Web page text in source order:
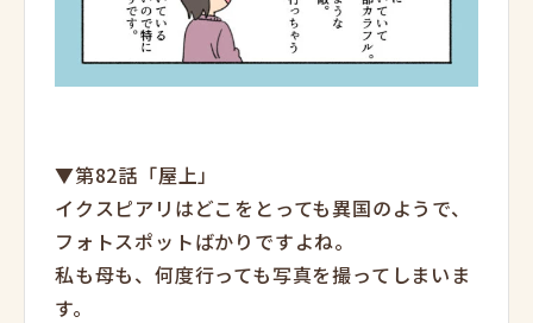
▼第82話「屋上」
イクスピアリはどこをとっても異国のようで、
フォトスポットばかりですよね。
私も母も、何度行っても写真を撮ってしまいま
す。